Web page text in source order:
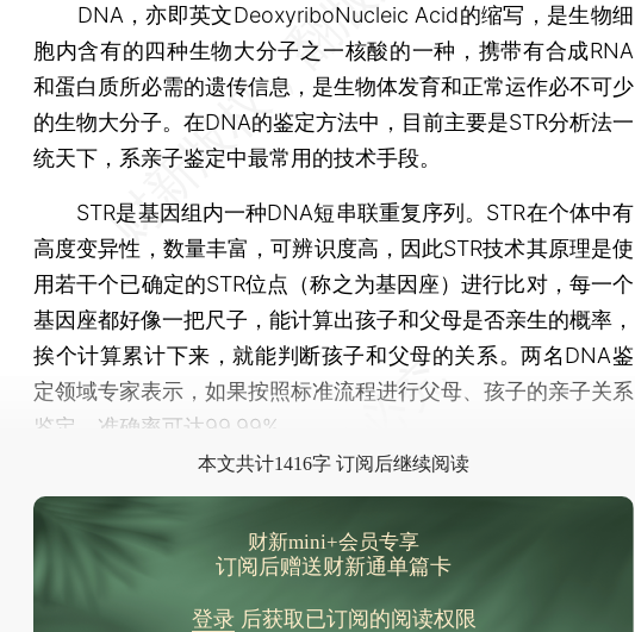
DNA，亦即英文DeoxyriboNucleic Acid的缩写，是生物细
胞内含有的四种生物大分子之一核酸的一种，携带有合成RNA
和蛋白质所必需的遗传信息，是生物体发育和正常运作必不可少
的生物大分子。在DNA的鉴定方法中，目前主要是STR分析法一
统天下，系亲子鉴定中最常用的技术手段。
STR是基因组内一种DNA短串联重复序列。STR在个体中有
高度变异性，数量丰富，可辨识度高，因此STR技术其原理是使
用若干个已确定的STR位点（称之为基因座）进行比对，每一个
基因座都好像一把尺子，能计算出孩子和父母是否亲生的概率，
挨个计算累计下来，就能判断孩子和父母的关系。两名DNA鉴
定领域专家表示，如果按照标准流程进行父母、孩子的亲子关系
鉴定，准确率可达99.99%。
本文共计1416字 订阅后继续阅读
财新mini+会员专享
订阅后赠送财新通单篇卡
登录后获取已订阅的阅读权限